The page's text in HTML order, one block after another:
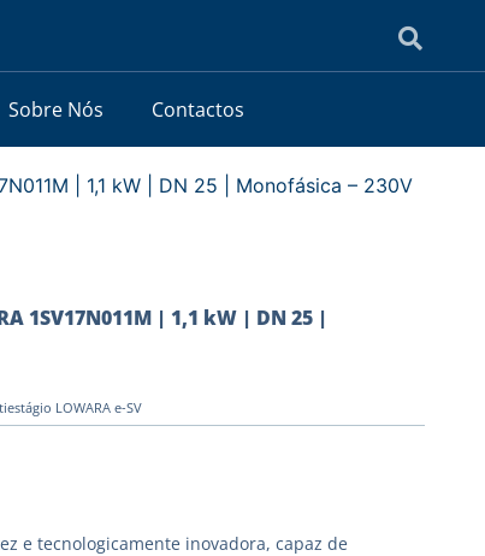
Sobre Nós Contactos
| 1,1 kW | DN 25 | Monofásica – 230V
1SV17N011M | 1,1 kW | DN 25 |
LOWARA e-SV
e tecnologicamente inovadora, capaz de